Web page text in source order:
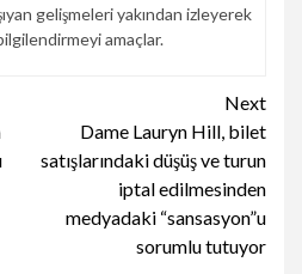
gelişmeleri yakından izleyerek
amaçlar.
Next
Dame Lauryn Hill, bilet
satışlarındaki düşüş ve turun
iptal edilmesinden
medyadaki “sansasyon”u
sorumlu tutuyor